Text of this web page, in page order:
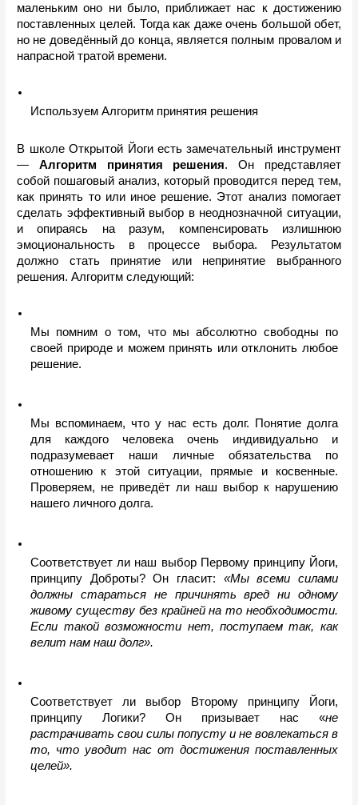
маленьким оно ни было, приближает нас к достижению
поставленных целей. Тогда как даже очень большой обет,
но не доведённый до конца, является полным провалом и
напрасной тратой времени.
Используем Алгоритм принятия решения
В школе Открытой Йоги есть замечательный инструмент
— Алгоритм принятия решения. Он представляет
собой пошаговый анализ, который проводится перед тем,
как принять то или иное решение. Этот анализ помогает
сделать эффективный выбор в неоднозначной ситуации,
и опираясь на разум, компенсировать излишнюю
эмоциональность в процессе выбора. Результатом
должно стать принятие или непринятие выбранного
решения. Алгоритм следующий:
Мы помним о том, что мы абсолютно свободны по
своей природе и можем принять или отклонить любое
решение.
Мы вспоминаем, что у нас есть долг. Понятие долга
для каждого человека очень индивидуально и
подразумевает наши личные обязательства по
отношению к этой ситуации, прямые и косвенные.
Проверяем, не приведёт ли наш выбор к нарушению
нашего личного долга.
Соответствует ли наш выбор Первому принципу Йоги,
принципу Доброты? Он гласит: «Мы всеми силами
должны стараться не причинять вред ни одному
живому существу без крайней на то необходимости.
Если такой возможности нет, поступаем так, как
велит нам наш долг».
Соответствует ли выбор Второму принципу Йоги,
принципу Логики? Он призывает нас «не
растрачивать свои силы попусту и не вовлекаться в
то, что уводит нас от достижения поставленных
целей».